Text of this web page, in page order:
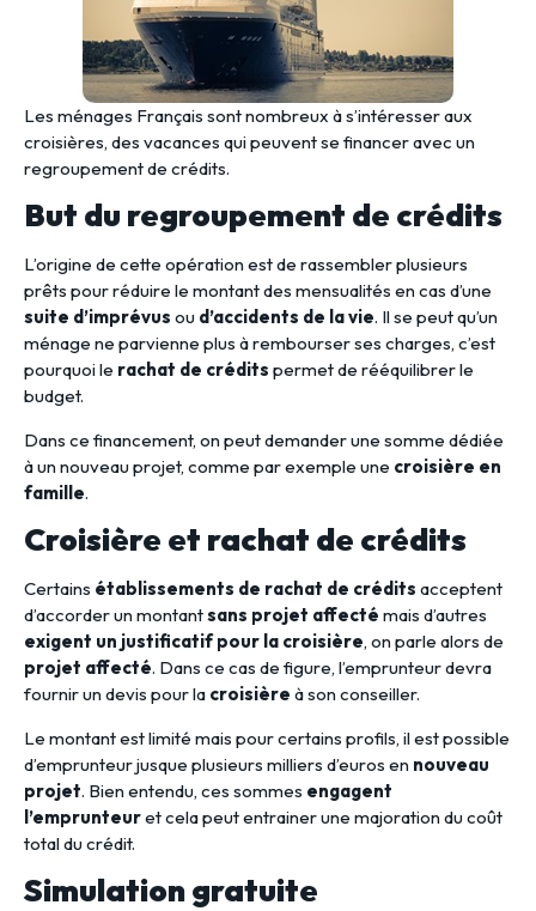
Les ménages Français sont nombreux à s’intéresser aux
croisières, des vacances qui peuvent se financer avec un
regroupement de crédits.
But du regroupement de crédits
L’origine de cette opération est de rassembler plusieurs
prêts pour réduire le montant des mensualités en cas d’une
suite d’imprévus ou d’accidents de la vie. Il se peut qu’un
ménage ne parvienne plus à rembourser ses charges, c’est
pourquoi le rachat de crédits permet de rééquilibrer le
budget.
Dans ce financement, on peut demander une somme dédiée
à un nouveau projet, comme par exemple une croisière en
famille.
Croisière et rachat de crédits
Certains établissements de rachat de crédits acceptent
d’accorder un montantsans projet affecté mais d’autres
exigent un justificatif pour la croisière, on parle alors de
projet affecté. Dans ce cas de figure, l’emprunteur devra
fournir un devis pour la croisière à son conseiller.
Le montant est limité mais pour certains profils, il est possible
d’emprunteur jusque plusieurs milliers d’euros en nouveau
projet. Bien entendu, ces sommes engagent
l’emprunteuret cela peut entrainer une majoration du coût
total du crédit.
Simulation gratuite